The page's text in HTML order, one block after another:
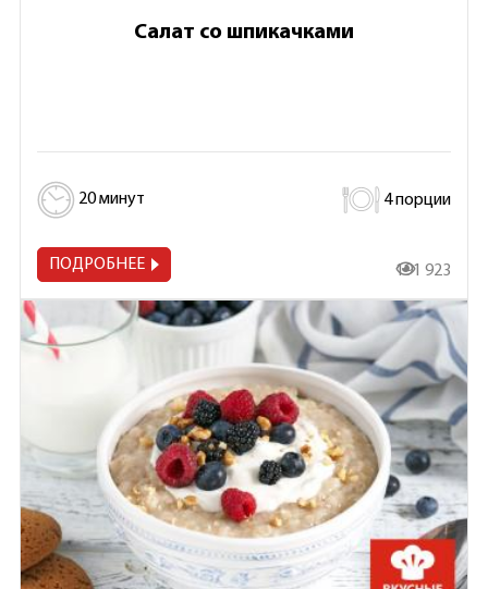
Салат со шпикачками
20 минут 4 порции
ПОДРОБНЕЕ 191 923